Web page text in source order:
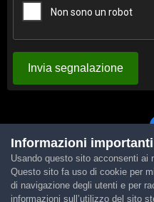
Invia segnalazione
Lingua Tema
Powered by
Informazioni importanti
Usando questo sito acconsenti ai
Questo sito fa uso di cookie per
di navigazione degli utenti e per
informazioni sull’utilizzo del sito